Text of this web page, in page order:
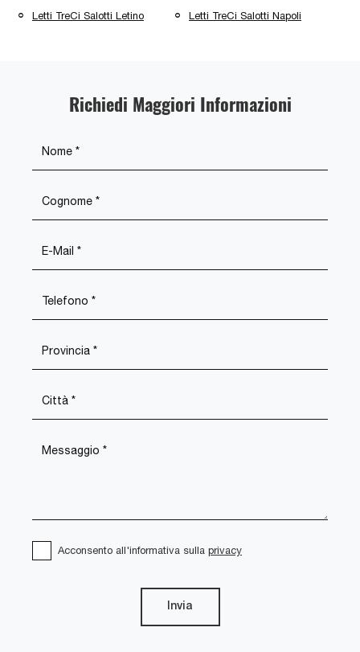
Letti TreCi Salotti Letino Letti TreCi Salotti Napoli
Richiedi Maggiori Informazioni
Acconsento all'informativa sulla privacy
Invia